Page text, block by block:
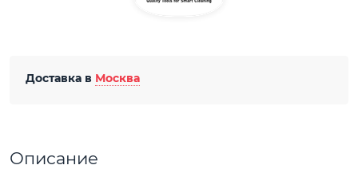
Доставка в Москва
Описание